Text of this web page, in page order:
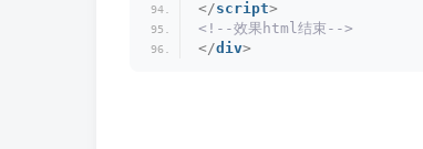
</script>
<!--效果html结束-->
</div>